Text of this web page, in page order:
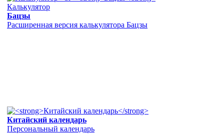
Калькулятор
Бацзы
Расширенная версия калькулятора Бацзы
Китайский календарь
Персональный календарь